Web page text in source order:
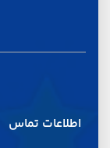
اطلاعات تماس